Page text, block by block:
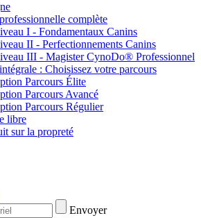
complète
I - Fondamentaux Canins
II - Perfectionnements Canins
III - Magister CynoDo® Professionnel
: Choisissez votre parcours
Parcours Élite
Parcours Avancé
Parcours Régulier
libre
sur la propreté
Envoyer